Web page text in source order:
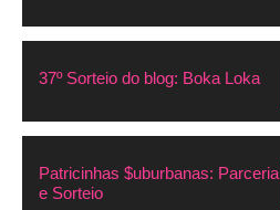
37º Sorteio do blog: Boka Loka
Patricinhas $uburbanas: Parceria
e Sorteio